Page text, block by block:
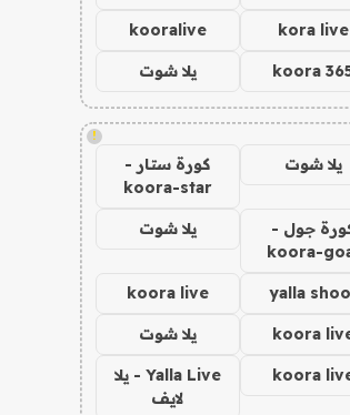
kora live
kooralive
koora يلا شوت
!
يلا شوت
كورة ستار -
koora-star
جول -
koora-
يلا شوت
yalla
koora live
koora يلا شوت
koora
Yalla Live - يلا
لايف